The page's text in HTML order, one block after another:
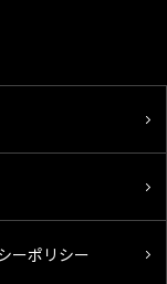
ーポリシー